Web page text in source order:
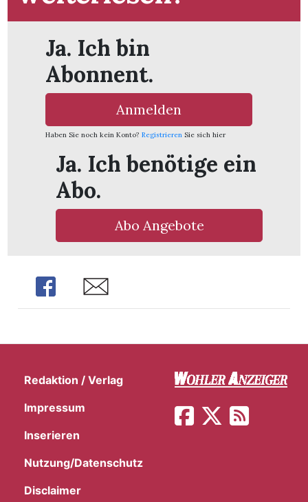
Ja. Ich bin
Abonnent.
Anmelden
Haben Sie noch kein Konto? Registrieren Sie sich hier
Ja. Ich benötige ein
Abo.
Abo Angebote
Share Share
Redaktion / Verlag
Impressum
Inserieren
Nutzung/Datenschutz
Disclaimer